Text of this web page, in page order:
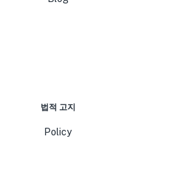
법적 고지
Policy